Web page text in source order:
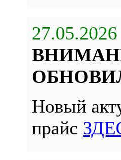
27.05.2026
Новый
прайс